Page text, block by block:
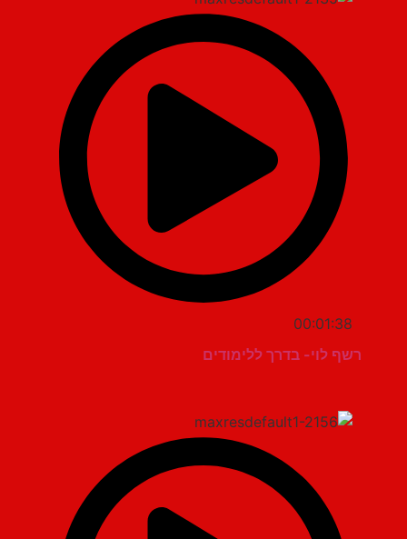
00:01:38
רשף לוי- בדרך ללימודים